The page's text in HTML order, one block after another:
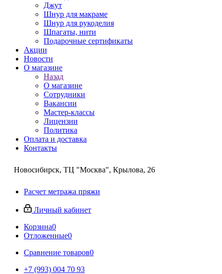
Джут
Шнур для макраме
Шнур для рукоделия
Шпагаты, нити
Подарочные сертификаты
Акции
Новости
О магазине
Назад
О магазине
Сотрудники
Вакансии
Мастер-классы
Лицензии
Политика
Оплата и доставка
Контакты
Новосибирск, ТЦ "Москва", Крылова, 26
Расчет метража пряжи
Личный кабинет
Корзина0
Отложенные0
Сравнение товаров0
+7 (993) 004 70 93